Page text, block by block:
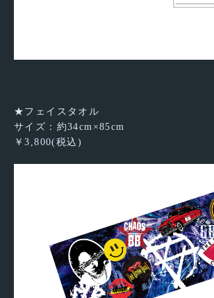
★フェイスタオル
サイズ：約34cm×85cm
￥3,800(税込)